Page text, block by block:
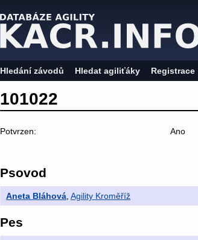
Hledání závodů Hledat agiliťáky Registrace
101022
Potvrzen: Ano
Psovod
Aneta Bláhová, Agility Kroměříž
Pes